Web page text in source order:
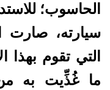
الحاسوب؛
سيارته، صارت
التي تقوم بهذا
ما غُذِّيت به من